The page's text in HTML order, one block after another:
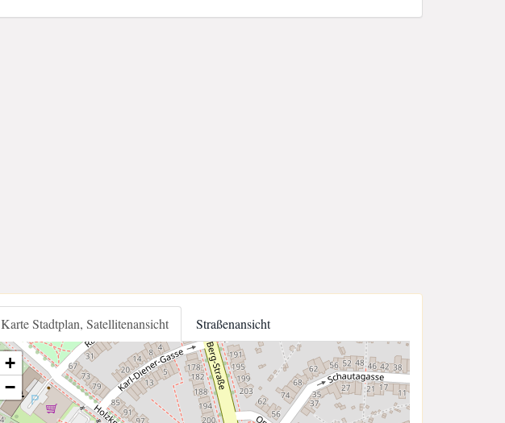
Karte Stadtplan, Satellitenansicht Straßenansicht
+
−